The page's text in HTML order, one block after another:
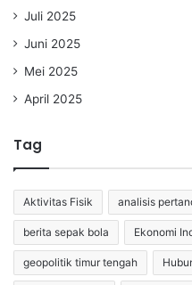
Juli 2025
Juni 2025
Mei 2025
April 2025
Tag
Aktivitas Fisik analisis
berita sepak bola Ekonomi
geopolitik timur tengah